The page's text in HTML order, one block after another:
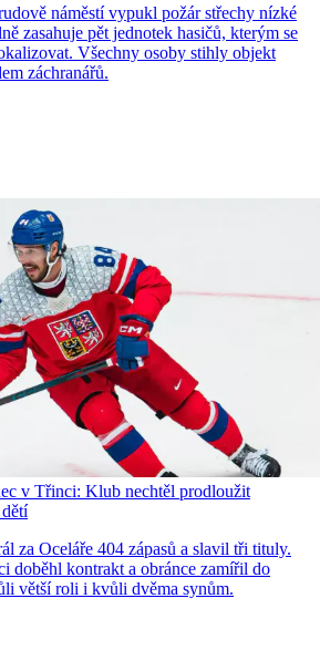
náměstí vypukl požár střechy nízké
zasahuje pět jednotek hasičů, kterým se
Všechny osoby stihly objekt
záchranářů.
v Třinci: Klub nechtěl prodloužit
za Oceláře 404 zápasů a slavil tři tituly.
doběhl kontrakt a obránce zamířil do
větší roli i kvůli dvěma synům.